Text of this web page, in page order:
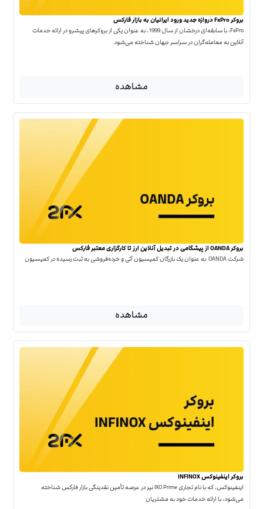
بروکر FxPro دروازه جدید ورود ایرانیان به بازار فارکس
FxPro، با سابقه‌ای درخشان از سال 1999، به عنوان یکی از بروکرهای پیشرو در ارائه خدمات
آنلاین به معامله‌گران در سراسر جهان شناخته می‌شود
مشاهده
بروکر OANDA از پیشگامی در تبدیل آنلاین ارز تا کارگزاری معتبر فارکس
شرکت OANDA به عنوان یک بازرگان کمیسیون آتی و خرده‌فروشی به ثبت رسیده در کمیسیون
مشاهده
بروکر اینفینوکس INFINOX
اینفینوکس، که با نام تجاری IXO Prime نیز در عرصه تأمین نقدینگی بازار فارکس شناخته
می‌شود، با ارائه خدمات خود به مشتریان